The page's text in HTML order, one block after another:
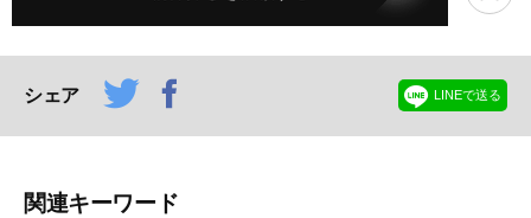
シェア LINEで送る
関連キーワード